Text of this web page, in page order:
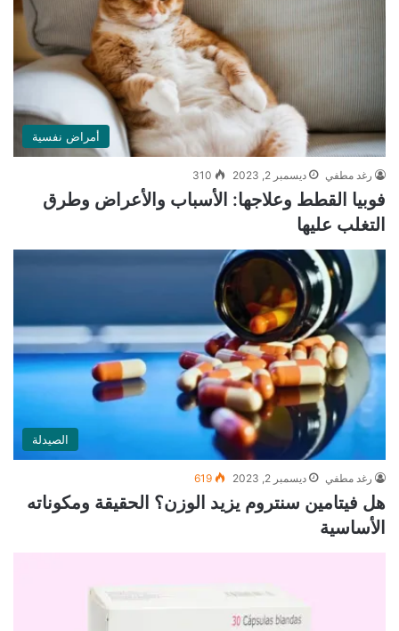
أمراض نفسية
رغد مطفي ديسمبر 2, 2023 310
فوبيا القطط وعلاجها: الأسباب والأعراض وطرق
التغلب عليها
الصيدلة
رغد مطفي ديسمبر 2, 2023 619
هل فيتامين سنتروم يزيد الوزن؟ الحقيقة ومكوناته
الأساسية